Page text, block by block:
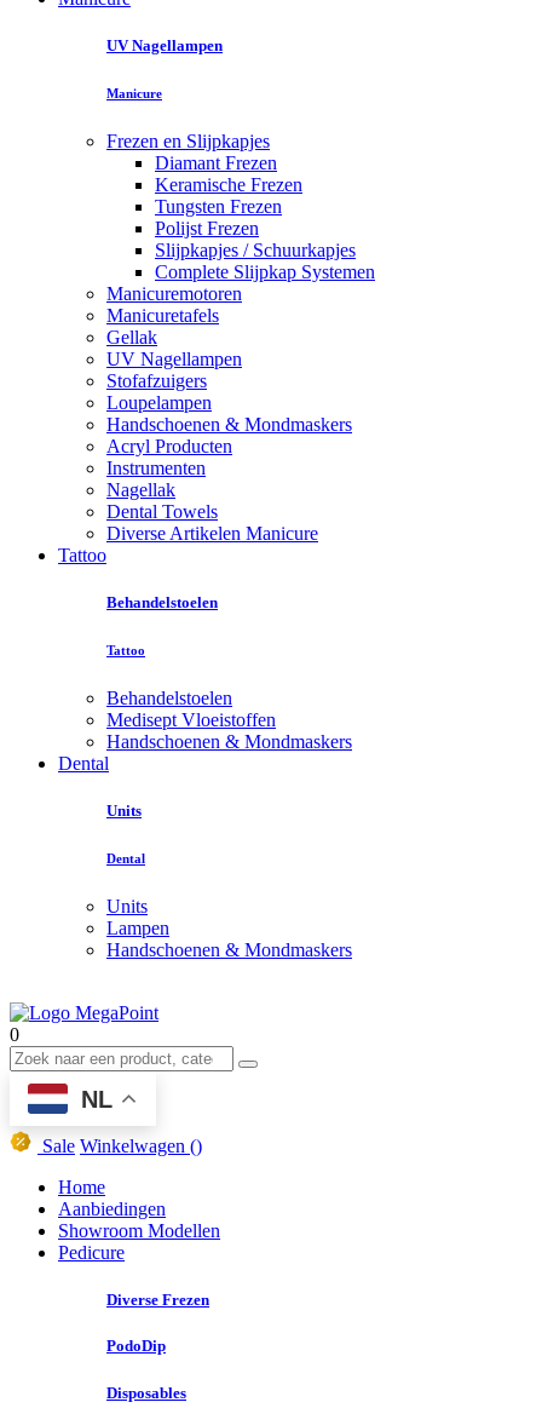
UV Nagellampen
Manicure
Frezen en Slijpkapjes
Diamant Frezen
Keramische Frezen
Tungsten Frezen
Polijst Frezen
Slijpkapjes / Schuurkapjes
Complete Slijpkap Systemen
Manicuremotoren
Manicuretafels
Gellak
UV Nagellampen
Stofafzuigers
Loupelampen
Handschoenen & Mondmaskers
Acryl Producten
Instrumenten
Nagellak
Dental Towels
Diverse Artikelen Manicure
Tattoo
Behandelstoelen
Tattoo
Behandelstoelen
Medisept Vloeistoffen
Handschoenen & Mondmaskers
Dental
Units
Dental
Units
Lampen
Handschoenen & Mondmaskers
0
NL
Sale Winkelwagen ()
Home
Aanbiedingen
Showroom Modellen
Pedicure
Diverse Frezen
PodoDip
Disposables